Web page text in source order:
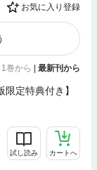
お気に入り登録
1巻から 最新刊から
定特典付き】
試し読み カートへ